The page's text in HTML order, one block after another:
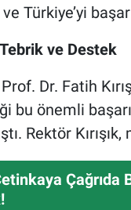
Türkiye’yi
Tebrik ve Destek
Dr. Fatih
bu önemli
Rektör
Çağrıda